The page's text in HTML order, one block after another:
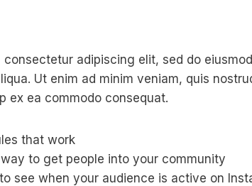
consectetur adipiscing elit, sed do
Ut enim ad minim veniam, quis
ex ea commodo consequat.
that work
to get people into your community
see when your audience is active on